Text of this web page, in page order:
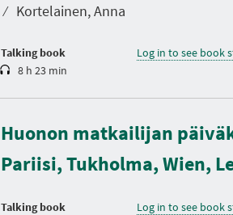
⁄ Kortelainen, Anna
Talking book
t
i
n
8 h 23 min
Log in to see book
Huonon matkailijan
Pariisi, Tukholma, Wien,
Talking book
D
r
a
t
i
n
Log in to see book